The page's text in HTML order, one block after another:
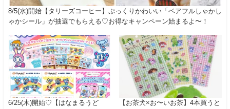
8/5(水)開始【タリーズコーヒー】ぷっくりかわいい「ベアフルしゃかし
ゃかシール」が抽選でもらえる♡お得なキャンペーン始まるよ〜！
6/25(木)開始♡【はなまるうど
【お茶犬×お〜いお茶】4本買うと